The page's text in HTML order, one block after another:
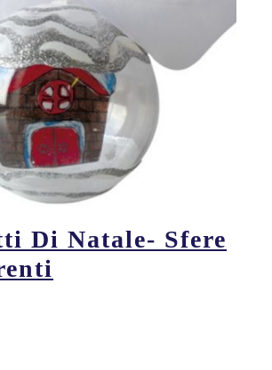
Di Natale- Sfere